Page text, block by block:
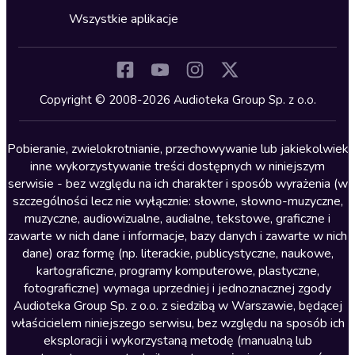
Kryminały
Lektury szkolne
Literatura anglojęzyczna
Literatura faktu
Literatura obyczajowa
Literatura piękna obca
Literatura piękna polska
Nagrania relaksacyjne
Nauka języków
Nauki humanistyczne
Wszystkie aplikacje
Copyright © 2008-2026 Audioteka Group Sp. z o.o.
Pobieranie, zwielokrotnianie, przechowywanie lub jakiekolwiek
inne wykorzystywanie treści dostępnych w niniejszym
serwisie - bez względu na ich charakter i sposób wyrażenia (w
szczególności lecz nie wyłącznie: słowne, słowno-muzyczne,
muzyczne, audiowizualne, audialne, tekstowe, graficzne i
zawarte w nich dane i informacje, bazy danych i zawarte w nich
dane) oraz formę (np. literackie, publicystyczne, naukowe,
kartograficzne, programy komputerowe, plastyczne,
fotograficzne) wymaga uprzedniej i jednoznacznej zgody
Audioteka Group Sp. z o.o. z siedzibą w Warszawie, będącej
właścicielem niniejszego serwisu, bez względu na sposób ich
eksploracji i wykorzystaną metodę (manualną lub